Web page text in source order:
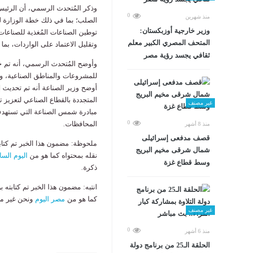
منذ شهرين 0
وزير خارجية أوزبكستان:
المتحف المصري الكبير معلم
ثقافي يجسد رؤية مصر
غير مصنف
منذ 8 أشهر 0
قصف مدفعى إسرائيلى
شمال شرقى مخيم البريج
وسط قطاع غزة
غير مصنف
منذ 6 أشهر 0
الحلقة الـ25 من برنامج دولة
وذكر المُتحدث الرسمي، أن
الصلب؛ بما في ذلك خطة الوزارة
توطين الصناعات المُغذية للصناعات
وتقليل الاعتماد على الواردات،
وأوضح المُتحدث الرسمي، أنه تم
للمشروعات والمناطق الصناعية،
أوضح وزير الصناعة أنه تم
المتجددة بالقطاع الصناعي
المحافظات.
ملحوظة: مضمون هذا الخبر تم
نقله بمحتواه كما هو من
اليوم
ذكرة.
انتبه: مضمون هذا الخبر تم
كما هو من مصر اليوم ونحن غير